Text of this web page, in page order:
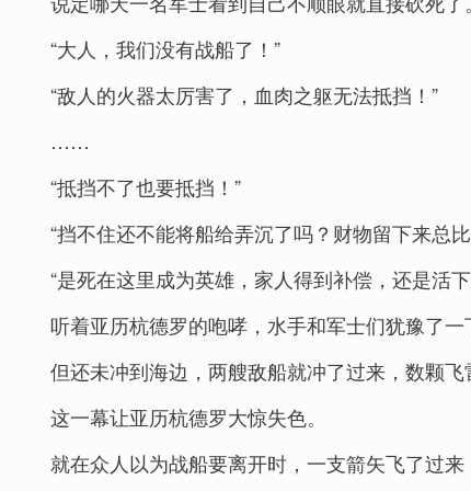
“大人，我们没有战船了！”
“敌人的火器太厉害了，血肉之躯无法抵挡！”
……
“抵挡不了也要抵挡！”
“挡不住还不能将船给弄沉了吗？财物留下来总
“是死在这里成为英雄，家人得到补偿，还是活
听着亚历杭德罗的咆哮，水手和军士们犹豫了一
但还未冲到海边，两艘敌船就冲了过来，数颗
这一幕让亚历杭德罗大惊失色。
就在众人以为战船要离开时，一支箭矢飞了过